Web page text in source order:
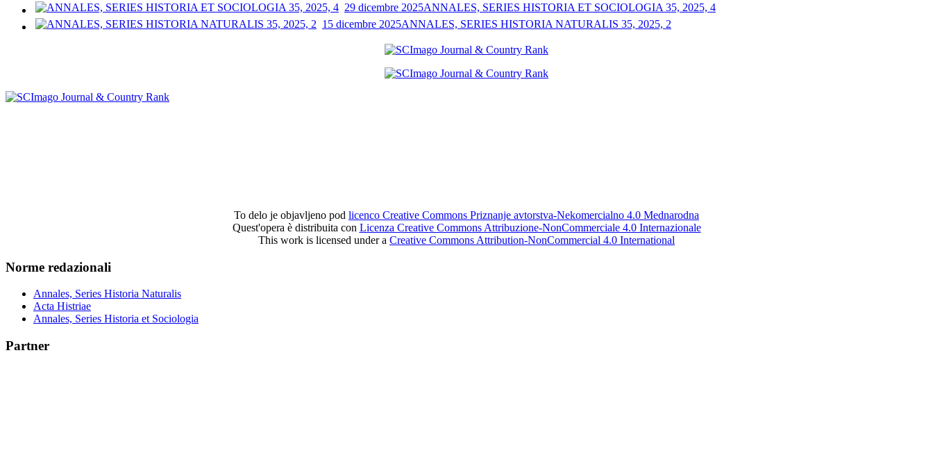
29 dicembre 2025ANNALES, SERIES HISTORIA ET SOCIOLOGIA 35, 2025, 4
15 dicembre 2025ANNALES, SERIES HISTORIA NATURALIS 35, 2025, 2
To delo je objavljeno pod licenco Creative Commons Priznanje avtorstva-Nekomercialno 4.0 Mednarodna
Quest'opera è distribuita con Licenza Creative Commons Attribuzione-NonCommerciale 4.0 Internazionale
This work is licensed under a Creative Commons Attribution-NonCommercial 4.0 International
Norme redazionali
Annales, Series Historia Naturalis
Acta Histriae
Annales, Series Historia et Sociologia
Partner